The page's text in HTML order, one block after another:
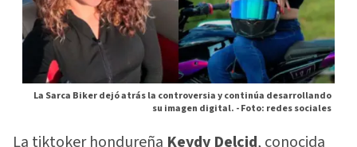
La Sarca Biker dejó atrás la controversia y continúa desarrollando
su imagen digital. -Foto: redes sociales
La tiktoker hondureña Keydy Delcid, conocida